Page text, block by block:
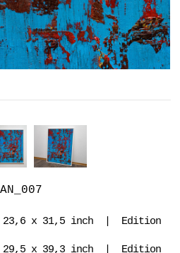
x 31,5 inch | Edition
29,5 x 39,3 inch | Edition